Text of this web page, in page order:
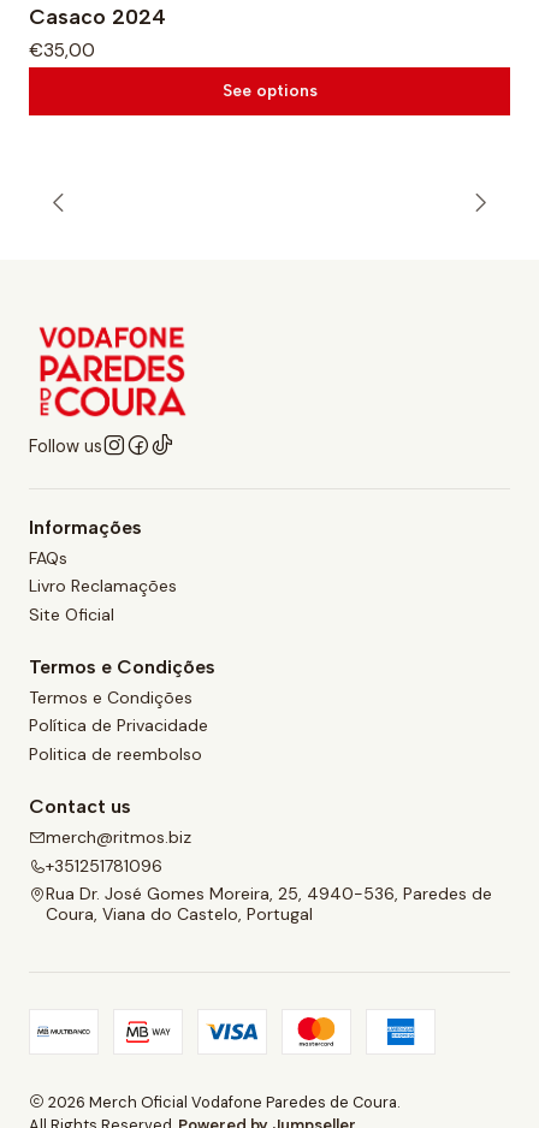
Casaco 2024
€35,00
See options
Follow us
Informações
FAQs
Livro Reclamações
Site Oficial
Termos e Condições
Termos e Condições
Política de Privacidade
Politica de reembolso
Contact us
merch@ritmos.biz
+351251781096
Rua Dr. José Gomes Moreira, 25, 4940-536, Paredes de
Coura, Viana do Castelo, Portugal
2026 Merch Oficial Vodafone Paredes de Coura.